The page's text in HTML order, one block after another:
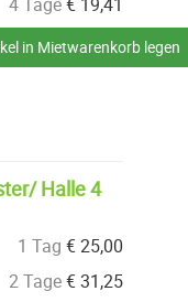
in Mietwarenkorb legen
Halle 4
1 Tag €25,00
2 Tage€31,25